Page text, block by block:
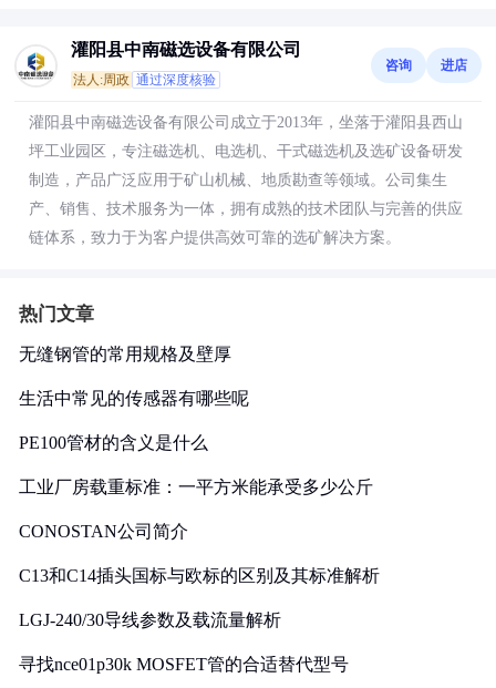
灌阳县中南磁选设备有限公司
法人:周政 通过深度核验
咨询 进店
灌阳县中南磁选设备有限公司成立于2013年，坐落于灌阳县西山
坪工业园区，专注磁选机、电选机、干式磁选机及选矿设备研发
制造，产品广泛应用于矿山机械、地质勘查等领域。公司集生
产、销售、技术服务为一体，拥有成熟的技术团队与完善的供应
链体系，致力于为客户提供高效可靠的选矿解决方案。
热门文章
无缝钢管的常用规格及壁厚
生活中常见的传感器有哪些呢
PE100管材的含义是什么
工业厂房载重标准：一平方米能承受多少公斤
CONOSTAN公司简介
C13和C14插头国标与欧标的区别及其标准解析
LGJ-240/30导线参数及载流量解析
寻找nce01p30k MOSFET管的合适替代型号